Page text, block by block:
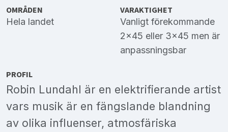
OMRÅDEN
Hela landet
VARAKTIGHET
Vanligt förekommande
2x45 eller 3x45 men är
anpassningsbar
PROFIL
Robin Lundahl är en elektrifierande artist
vars musik är en fängslande blandning
av olika influenser, atmosfäriska